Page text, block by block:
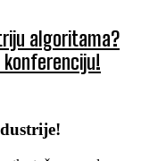
algoritama?
konferenciju!